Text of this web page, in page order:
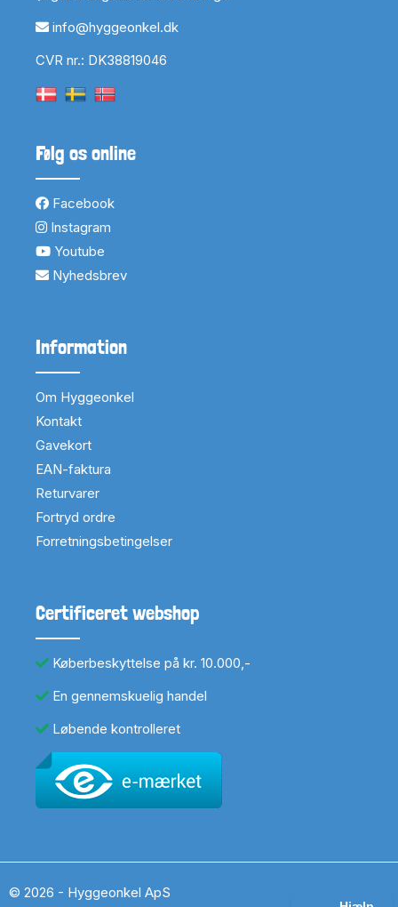
info@hyggeonkel.dk
CVR nr.: DK38819046
Følg os online
Facebook
Instagram
Youtube
Nyhedsbrev
Information
Om Hyggeonkel
Kontakt
Gavekort
EAN-faktura
Returvarer
Fortryd ordre
Forretningsbetingelser
Certificeret webshop
Køberbeskyttelse på kr. 10.000,-
En gennemskuelig handel
Løbende kontrolleret
© 2026 - Hyggeonkel ApS